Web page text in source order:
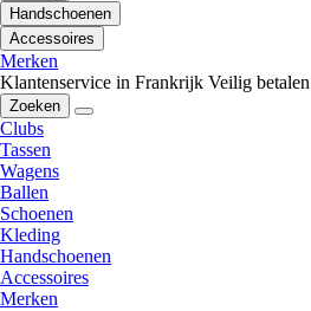
Handschoenen
Accessoires
Merken
Klantenservice in Frankrijk Veilig betalen
Zoeken
Clubs
Tassen
Wagens
Ballen
Schoenen
Kleding
Handschoenen
Accessoires
Merken